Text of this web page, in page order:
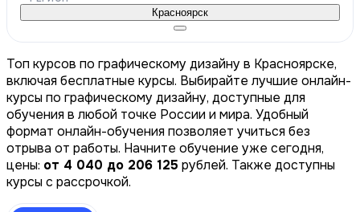
Красноярск
Топ курсов по графическому дизайну в Красноярске,
включая бесплатные курсы. Выбирайте лучшие онлайн-
курсы по графическому дизайну, доступные для
обучения в любой точке России и мира. Удобный
формат онлайн-обучения позволяет учиться без
отрыва от работы. Начните обучение уже сегодня,
цены: от 4 040 до 206 125 рублей. Также доступны
курсы с рассрочкой.